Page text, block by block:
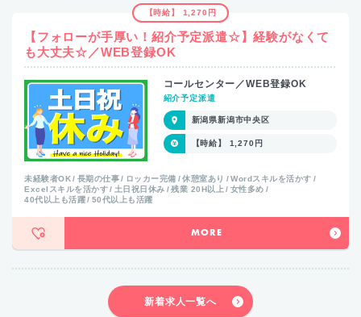
【時給】 1,270円
【フォローが手厚い！紹介予定派遣☆】経験がなくて
も大丈夫☆／WEB登録OK
コールセンター／WEB登録OK
紹介予定派遣
新潟県新潟市中央区
【時給】 1,270円
未経験者OK 長期の仕事 ロッカー完備 休憩室あり
Wordスキルを活かす
Excelスキルを活かす
土日祝日休み 残業 20H以上
女性多め
40代以上も活躍
50代以上も活躍
MORE
新着求人一覧へ